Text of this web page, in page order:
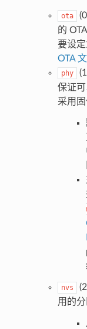
ota
的
要设
OTA
phy
保证
采用
nvs
用的分